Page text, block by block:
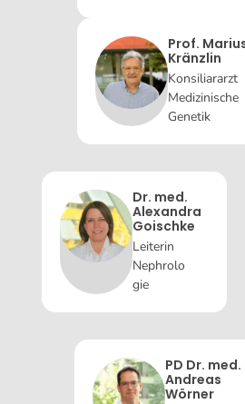
Prof.
Kränzlin
Konsiliararzt
Medizinische
Genetik
Dr. med.
Alexandra
Goischke
Leiterin
Nephrolo
gie
PD Dr. med.
Andreas
Wörner